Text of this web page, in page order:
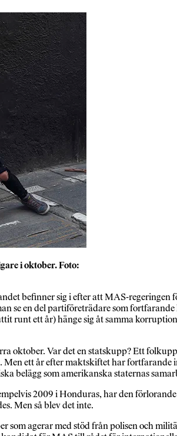
i oktober. Foto:
befinner sig i efter att MAS-
se en del partiföreträdare som
runt ett år) hänge sig åt samma
oktober. Var det en statskupp? Ett
ett år efter maktskiftet har
belägg som amerikanska staternas
2009 i Honduras, har den
Men så blev det inte.
agerar med stöd från polisen och